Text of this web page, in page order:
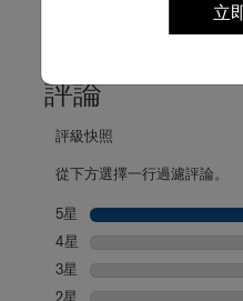
立
產
評論
評級快照
從下方選擇一行過濾評論。
5星 星級
4星 星級
3星 星級
2星 星級